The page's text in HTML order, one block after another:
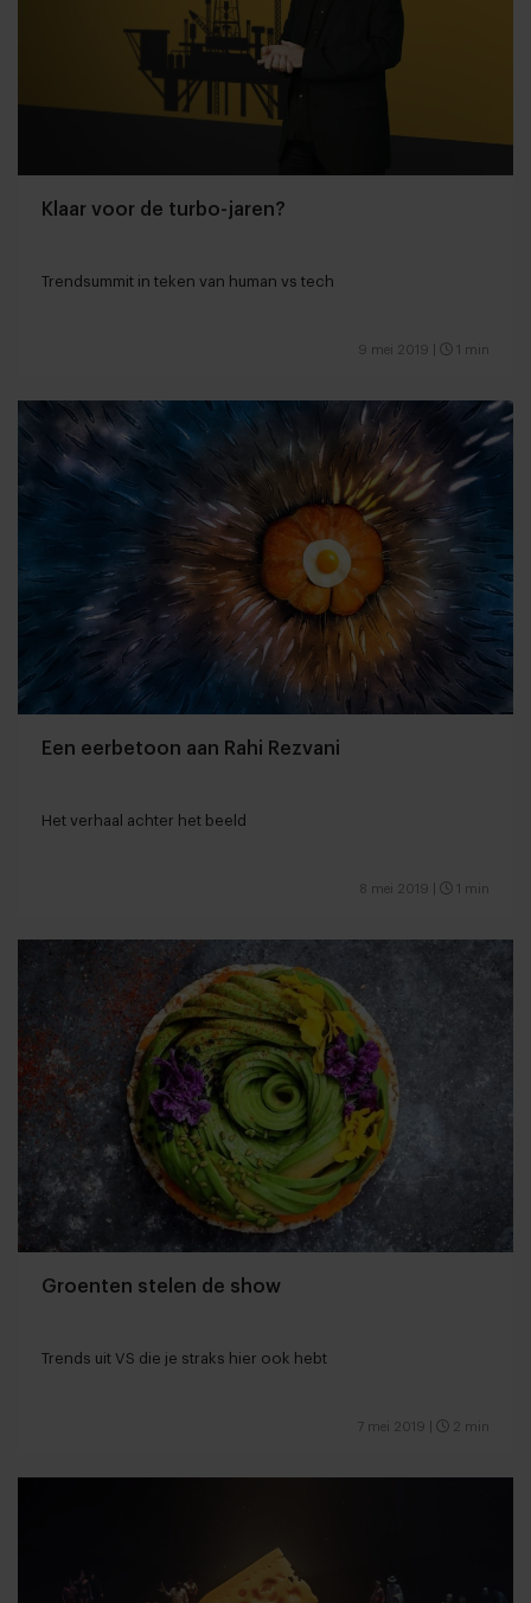
Klaar voor de turbo-jaren?
Trendsummit in teken van human vs tech
9 mei 2019 1 min
Een eerbetoon aan Rahi Rezvani
Het verhaal achter het beeld
8 mei 2019 1 min
Groenten stelen de show
Trends uit VS die je straks hier ook hebt
7 mei 2019 2 min